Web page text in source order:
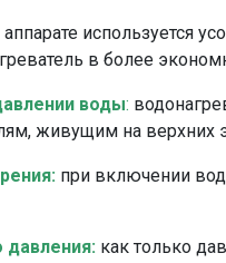
аппарате используется
в более
воды:
живущим на верхних
при включении
как только